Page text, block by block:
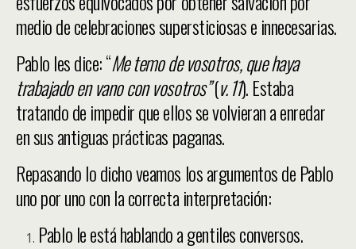
medio de celebraciones supersticiosas e innecesarias.
Pablo les dice: “Me temo de vosotros, que haya
trabajado en vano con vosotros”(v. 11). Estaba
tratando de impedir que ellos se volvieran a enredar
en sus antiguas prácticas paganas.
Repasando lo dicho veamos los argumentos de Pablo
uno por uno con la correcta interpretación:
Pablo le está hablando a gentiles conversos.